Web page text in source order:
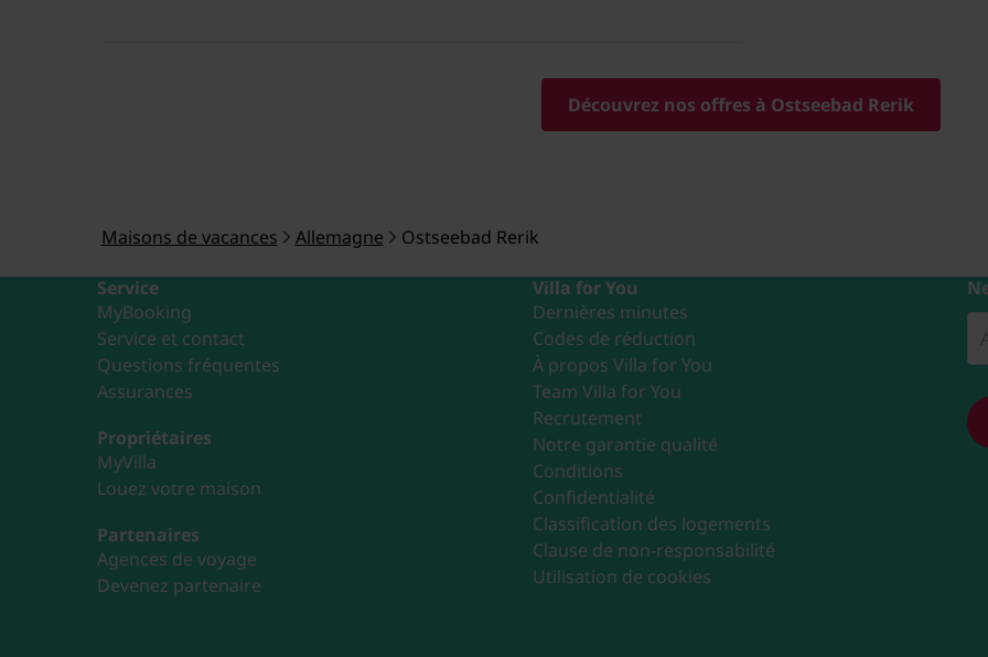
Découvrez nos offres à Ostseebad Rerik
Maisons de vacances Allemagne Ostseebad Rerik
Service
MyBooking
Service et contact
Questions fréquentes
Assurances
Propriétaires
MyVilla
Louez votre maison
Partenaires
Agences de voyage
Devenez partenaire
Villa for You
Dernières minutes
Codes de réduction
À propos Villa for You
Team Villa for You
Recrutement
Notre garantie qualité
Conditions
Confidentialité
Classification des logements
Clause de non-responsabilité
Utilisation de cookies